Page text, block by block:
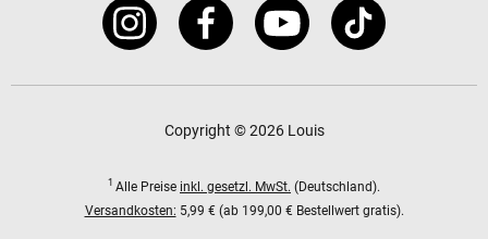
Copyright © 2026 Louis
1 Alle Preise inkl. gesetzl. MwSt. (Deutschland).
Versandkosten: 5,99 € (ab 199,00 € Bestellwert gratis).